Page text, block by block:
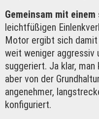
Gemeinsam mit einem
leichtfüßigen
Motor ergibt sich
weit weniger aggressiv
suggeriert. Ja klar,
aber von der
angenehmer,
konfiguriert.